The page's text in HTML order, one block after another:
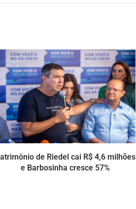
de Riedel cai R$ 4,6 milhões
e Barbosinha cresce 57%